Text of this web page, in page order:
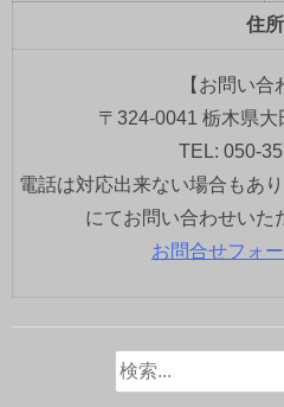
住所
【お問い合
〒324-0041 栃木県
TEL: 050-
電話は対応出来ない場合もあ
にてお問い合わせいた
お問合せフォ